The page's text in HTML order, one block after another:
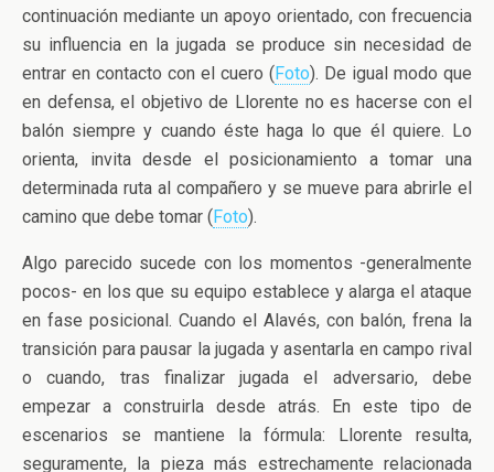
continuación mediante un apoyo orientado, con frecuencia
su influencia en la jugada se produce sin necesidad de
entrar en contacto con el cuero ( Foto). De igual modo que
en defensa, el objetivo de Llorente no es hacerse con el
balón siempre y cuando éste haga lo que él quiere. Lo
orienta, invita desde el posicionamiento a tomar una
determinada ruta al compañero y se mueve para abrirle el
camino que debe tomar ( Foto).
Algo parecido sucede con los momentos -generalmente
pocos- en los que su equipo establece y alarga el ataque
en fase posicional. Cuando el Alavés, con balón, frena la
transición para pausar la jugada y asentarla en campo rival
o cuando, tras finalizar jugada el adversario, debe
empezar a construirla desde atrás. En este tipo de
escenarios se mantiene la fórmula: Llorente resulta,
seguramente, la pieza más estrechamente relacionada